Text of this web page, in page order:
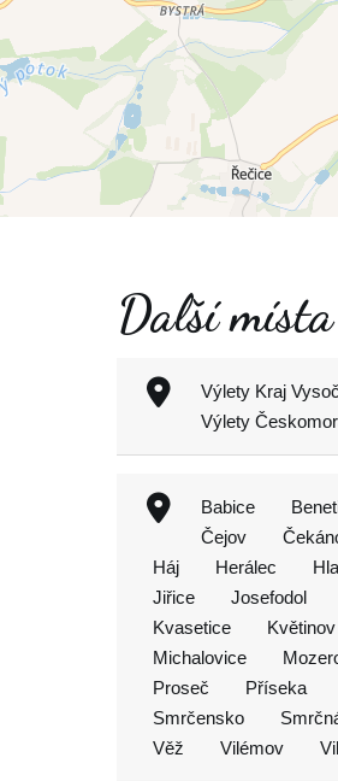
Další
Výlety Kraj
Výlety
Babice
Čejov
Háj
Herálec
Jiřice
Josefodol
Kvasetice
Květinov
Michalovice
Proseč
Příseka
Smrčensko
Věž
Vilémov